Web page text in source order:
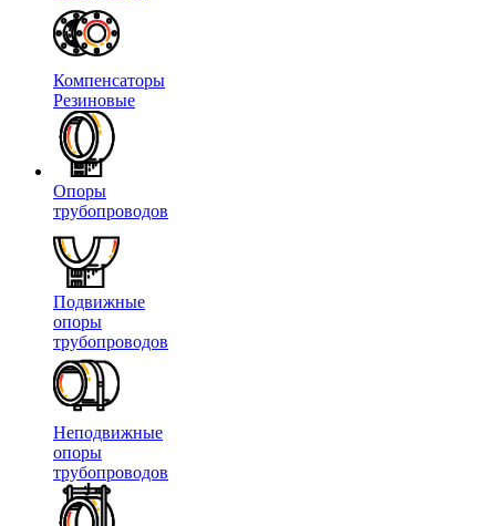
Компенсаторы
Резиновые
Опоры
трубопроводов
Подвижные
опоры
трубопроводов
Неподвижные
опоры
трубопроводов